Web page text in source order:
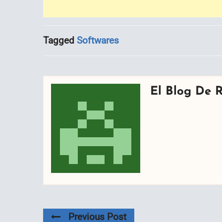
Tagged Softwares
El Blog De
Previous Post